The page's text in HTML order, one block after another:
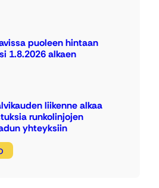
puoleen hintaan
1.8.2026 alkaen
liikenne alkaa
runkolinjojen
yhteyksiin